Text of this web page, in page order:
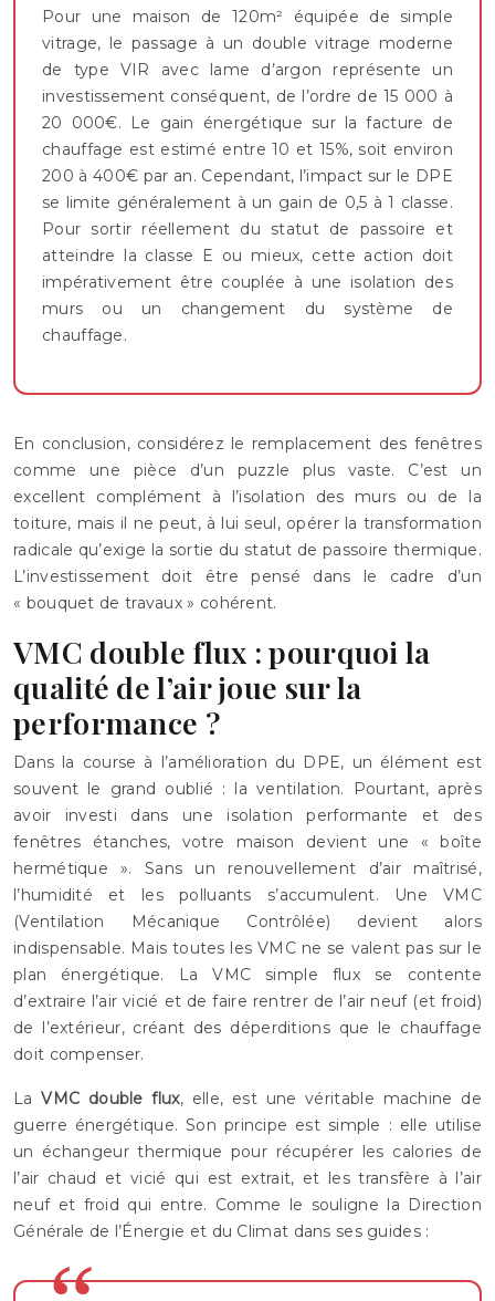
Pour une maison de 120m² équipée de simple
vitrage, le passage à un double vitrage moderne
de type VIR avec lame d’argon représente un
investissement conséquent, de l’ordre de 15 000 à
20 000€. Le gain énergétique sur la facture de
chauffage est estimé entre 10 et 15%, soit environ
200 à 400€ par an. Cependant, l’impact sur le DPE
se limite généralement à un gain de 0,5 à 1 classe.
Pour sortir réellement du statut de passoire et
atteindre la classe E ou mieux, cette action doit
impérativement être couplée à une isolation des
murs ou un changement du système de
chauffage.
En conclusion, considérez le remplacement des fenêtres
comme une pièce d’un puzzle plus vaste. C’est un
excellent complément à l’isolation des murs ou de la
toiture, mais il ne peut, à lui seul, opérer la transformation
radicale qu’exige la sortie du statut de passoire thermique.
L’investissement doit être pensé dans le cadre d’un
« bouquet de travaux » cohérent.
VMC double flux : pourquoi la
qualité de l’air joue sur la
performance ?
Dans la course à l’amélioration du DPE, un élément est
souvent le grand oublié : la ventilation. Pourtant, après
avoir investi dans une isolation performante et des
fenêtres étanches, votre maison devient une « boîte
hermétique ». Sans un renouvellement d’air maîtrisé,
l’humidité et les polluants s’accumulent. Une VMC
(Ventilation Mécanique Contrôlée) devient alors
indispensable. Mais toutes les VMC ne se valent pas sur le
plan énergétique. La VMC simple flux se contente
d’extraire l’air vicié et de faire rentrer de l’air neuf (et froid)
de l’extérieur, créant des déperditions que le chauffage
doit compenser.
LaVMC double flux, elle, est une véritable machine de
guerre énergétique. Son principe est simple : elle utilise
un échangeur thermique pour récupérer les calories de
l’air chaud et vicié qui est extrait, et les transfère à l’air
neuf et froid qui entre. Comme le souligne la Direction
Générale de l’Énergie et du Climat dans ses guides :